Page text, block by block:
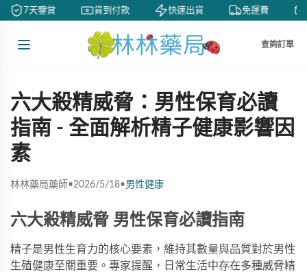
7天鑒賞 貨到付款 快速出貨 免運費
查詢訂單
六大殺精威脅：男性保育必讀
指南 - 全面解析精子健康影響因
素
林林藥局藥師•2026/5/18•男性健康
六大殺精威脅 男性保育必讀指南
精子是男性生育力的核心要素，維持其數量與品質對於男性
生殖健康至關重要。專家提醒，日常生活中存在多種威脅精